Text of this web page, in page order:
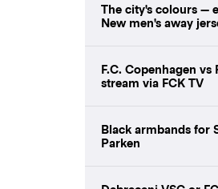
The city's colours —
New men's away
F.C. Copenhagen vs
stream via FCK TV
Black armbands for
Parken